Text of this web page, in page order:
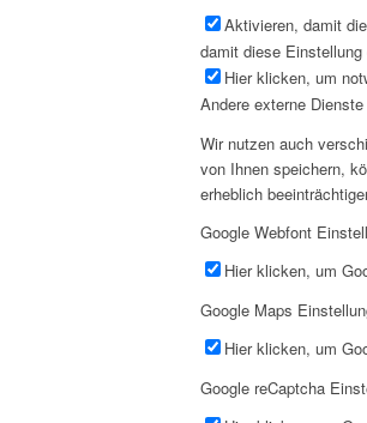
Aktivieren, damit
damit diese
Hier klicken, um
Andere externe Dienste
Wir nutzen auch
von Ihnen speichern,
erheblich
Google Webfont
Hier klicken, um
Google Maps
Hier klicken, um
Google reCaptcha